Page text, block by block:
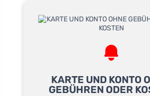
KARTE UND KONTO
GEBÜHREN ODER